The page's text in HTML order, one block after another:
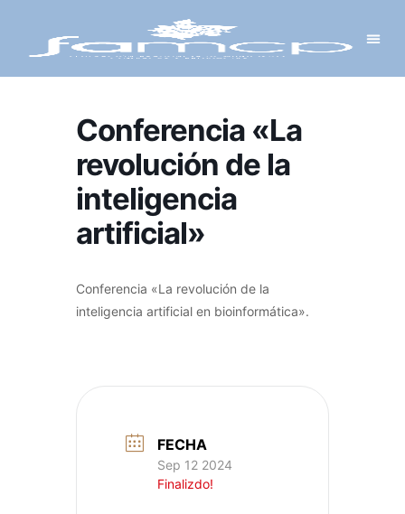
Conferencia «La
revolución de la
inteligencia
artificial»
Conferencia «La revolución de la
inteligencia artificial en bioinformática».
FECHA
Sep 12 2024
Finalizdo!